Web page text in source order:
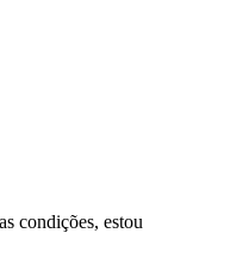
condições, estou